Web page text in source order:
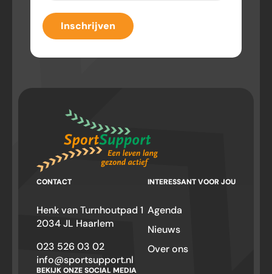
Inschrijven
CONTACT
Henk van Turnhoutpad 1
2034 JL Haarlem
023 526 03 02
info@sportsupport.nl
INTERESSANT VOOR JOU
Agenda
Nieuws
Over ons
BEKIJK ONZE SOCIAL MEDIA